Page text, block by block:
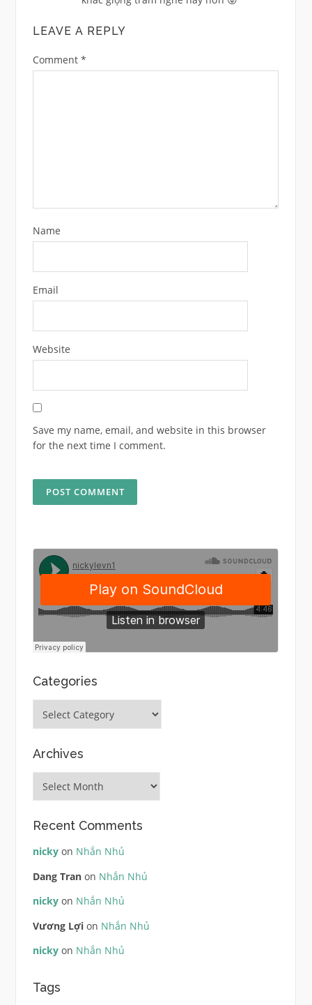
LEAVE A REPLY
Comment *
Name
Email
Website
Save my name, email, and website in this browser
for the next time I comment.
Categories
Archives
Recent Comments
nickyon Nhắn Nhủ
Dang Tranon Nhắn Nhủ
nickyon Nhắn Nhủ
Vương Lợion Nhắn Nhủ
nickyon Nhắn Nhủ
Tags